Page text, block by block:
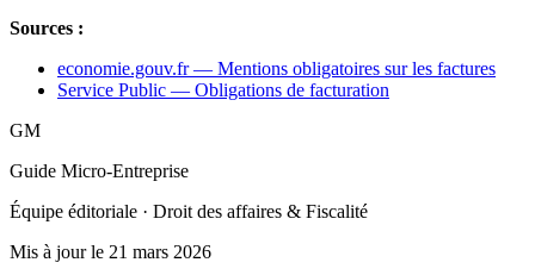
Sources :
economie.gouv.fr — Mentions obligatoires sur les factures
Service Public — Obligations de facturation
GM
Guide Micro-Entreprise
Équipe éditoriale · Droit des affaires & Fiscalité
Mis à jour le 21 mars 2026